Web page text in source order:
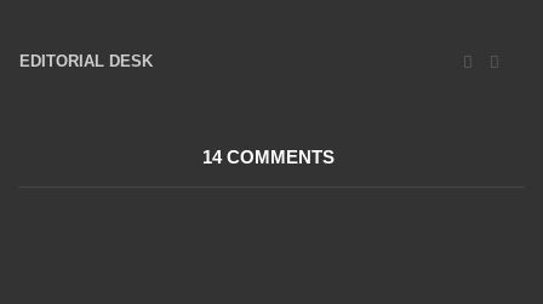
EDITORIAL DESK
14 COMMENTS